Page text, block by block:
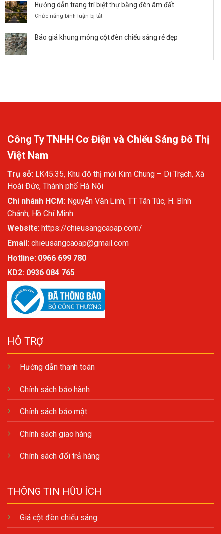
Sáng
Bền
Panel
kỹ
Hướng dẫn trang trí biệt thự bằng đèn âm đất
Chức năng bình luận bị tắtở
trang
Báo giá khung móng cột đèn chiếu sáng rẻ đẹp
Công Ty TNHH Cơ Điện và Chiếu Sáng Đô Thị
Việt Nam
Trụ sở: LK45.35, Khu đô thị mới Kim Chung – Di Trạch, Xã
Hoài Đức, Thành phố Hà Nội
Chi nhánh HCM: Nguyễn Văn Linh, TT Tân Túc, H. Bình
Chánh, Hồ Chí Minh.
Website: https://chieusangcaoap.com/
Email: chieusangcaoap@gmail.com
Hotline: 0966 699 780
KD2: 0936 084 765
HỖ TRỢ
Hướng dẫn thanh toán
Chính sách bảo hành
Chính sách bảo mật
Chính sách giao hàng
Chính sách đổi trả hàng
THÔNG TIN HỮU ÍCH
Giá cột đèn chiếu sáng